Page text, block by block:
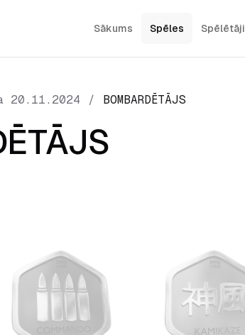
Sākums Spēles Spēlētāji
20.11.2024 / BOMBARDĒTĀJS